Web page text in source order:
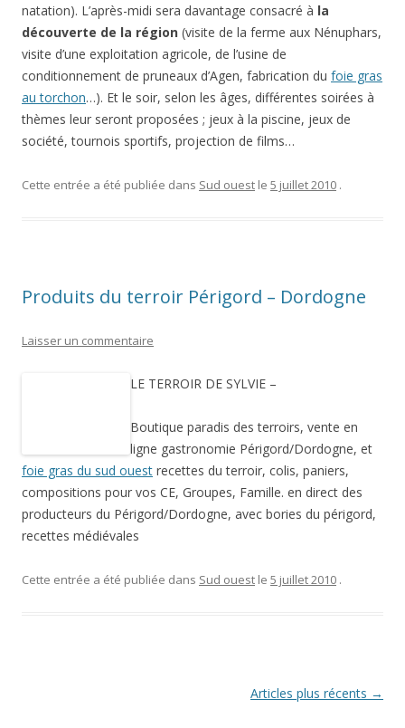
natation). L’après-midi sera davantage consacré à la
découverte de la région (visite de la ferme aux Nénuphars,
visite d’une exploitation agricole, de l’usine de
conditionnement de pruneaux d’Agen, fabrication du foie gras
au torchon…). Et le soir, selon les âges, différentes soirées à
thèmes leur seront proposées ; jeux à la piscine, jeux de
société, tournois sportifs, projection de films…
Cette entrée a été publiée dans Sud ouest le 5 juillet 2010 .
Produits du terroir Périgord – Dordogne
Laisser un commentaire
LE TERROIR DE SYLVIE –
Boutique paradis des terroirs, vente en
ligne gastronomie Périgord/Dordogne, et
foie gras du sud ouest recettes du terroir, colis, paniers,
compositions pour vos CE, Groupes, Famille. en direct des
producteurs du Périgord/Dordogne, avec bories du périgord,
recettes médiévales
Cette entrée a été publiée dans Sud ouest le 5 juillet 2010 .
Articles plus récents →